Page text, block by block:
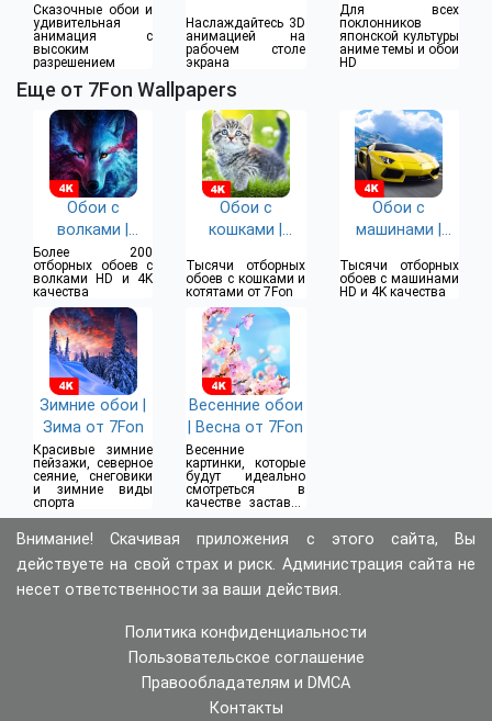
Сказочные обои и
удивительная
анимация с
высоким
разрешением
Наслаждайтесь 3D
анимацией на
рабочем столе
экрана
Для всех
поклонников
японской культуры
аниме темы и обои
HD
Еще от 7Fon Wallpapers
Обои с
волками |
Волки от 7Fon
Более 200
отборных обоев с
волками HD и 4K
качества
Обои с
кошками |
от 7Fon
Тысячи отборных
обоев c кошками и
котятами от 7Fon
Обои с
машинами |
7Fon
Тысячи отборных
обоев c машинами
HD и 4K качества
Зимние обои |
Зима от 7Fon
Красивые зимние
пейзажи, северное
сеяние, снеговики
и зимние виды
спорта
Весенние обои
| Весна от 7Fon
Весенние
картинки, которые
будут идеально
смотреться в
качестве заставки
на экране
Внимание! Скачивая приложения с этого сайта, Вы
действуете на свой страх и риск. Администрация сайта не
несет ответственности за ваши действия.
Политика конфиденциальности
Пользовательское соглашение
Правообладателям и DMCA
Контакты